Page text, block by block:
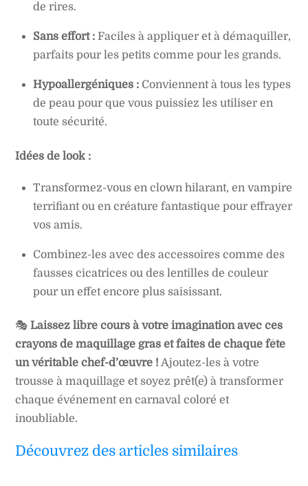
de rires.
Sans effort : Faciles à appliquer et à démaquiller,
parfaits pour les petits comme pour les grands.
Hypoallergéniques : Conviennent à tous les types
de peau pour que vous puissiez les utiliser en
toute sécurité.
Idées de look :
Transformez-vous en clown hilarant, en vampire
terrifiant ou en créature fantastique pour effrayer
vos amis.
Combinez-les avec des accessoires comme des
fausses cicatrices ou des lentilles de couleur
pour un effet encore plus saisissant.
🎭Laissez libre cours à votre imagination avec ces
crayons de maquillage gras et faites de chaque fête
un véritable chef-d’œuvre ! Ajoutez-les à votre
trousse à maquillage et soyez prêt(e) à transformer
chaque événement en carnaval coloré et
inoubliable.
Découvrez des articles similaires